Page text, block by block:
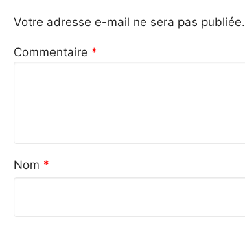
Votre adresse e-mail ne sera pas publiée.
Commentaire *
Nom *